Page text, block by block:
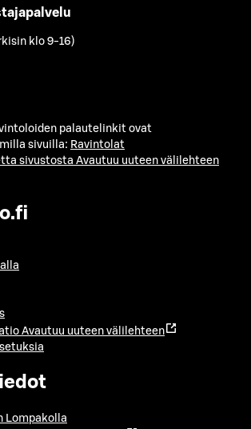
klo 9-16)
palautelinkit ovat
sivuilla: Ravintolat
sivustosta Avautuu uuteen välilehteen
Avautuu uuteen välilehteen
Lompakolla